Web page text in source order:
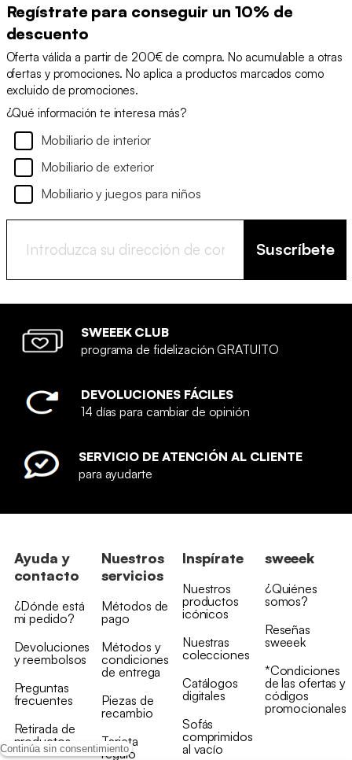
Continúa sin consentimiento
Regístrate para conseguir un 10% de
descuento
Oferta válida a partir de 200€ de compra. No acumulable a otras
ofertas y promociones. No aplica a productos marcados como
excluido de promociones.
¿Qué información te interesa más?
Mobiliario de interior
Mobiliario de exterior
Mobiliario y juegos para niños
Suscríbete
SWEEEK CLUB
programa de fidelización GRATUITO
DEVOLUCIONES FÁCILES
14 días para cambiar de opinión
SERVICIO DE ATENCIÓN AL CLIENTE
para ayudarte
Ayuda y
contacto
¿Dónde está
mi pedido?
Devoluciones
y reembolsos
Preguntas
frecuentes
Retirada de
productos
Nuestros
servicios
Métodos de
pago
Métodos y
condiciones
de entrega
Piezas de
recambio
Tarjeta
regalo
Inspírate
Nuestros
productos
icónicos
Nuestras
colecciones
Catálogos
digitales
Sofás
comprimidos
al vacío
sweeek
¿Quiénes
somos?
Reseñas
sweeek
*Condiciones
de las ofertas y
códigos
promocionales